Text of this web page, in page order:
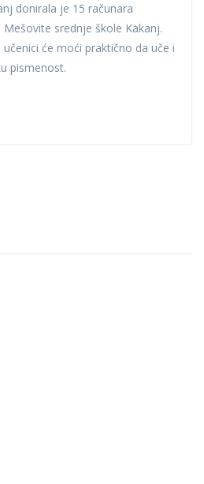
donirala je 15 računara
srednje škole Kakanj.
će moći praktično da uče i
pismenost.